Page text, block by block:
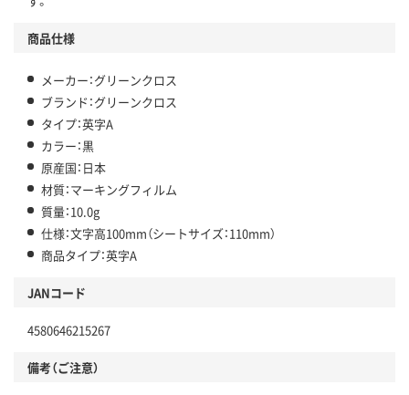
商品仕様
メーカー：グリーンクロス
ブランド：グリーンクロス
タイプ：英字A
カラー：黒
原産国：日本
材質：マーキングフィルム
質量：10.0g
仕様：文字高100mm（シートサイズ：110mm）
商品タイプ：英字A
JANコード
4580646215267
備考（ご注意）